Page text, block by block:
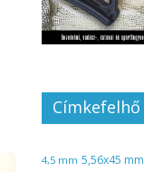
Címkefelhő
4,5 mm 5,56x45 mm